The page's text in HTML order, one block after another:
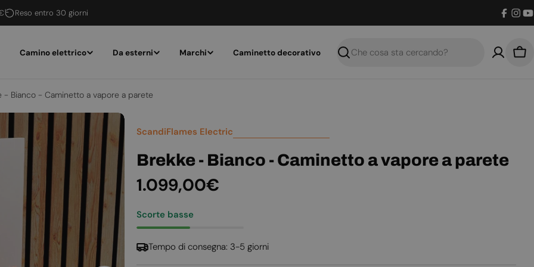
Reso entro 30 giorni
Camino elettrico Da esterni Marchi Caminetto decorativo
Ricerca
- Bianco - Caminetto a vapore a parete
ScandiFlames Electric
Brekke - Bianco - Caminetto a vapore a parete
Prezzo
normale
1.099,00€
Scorte basse
Tempo di consegna: 3-5 giorni